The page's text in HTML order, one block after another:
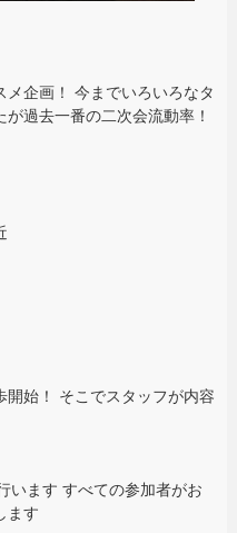
企画！ 今までいろいろなタ
過去一番の二次会流動率！
始！ そこでスタッフが内容
います すべての参加者がお
ます